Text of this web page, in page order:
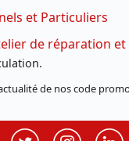
et Particuliers
de réparation
de nos code